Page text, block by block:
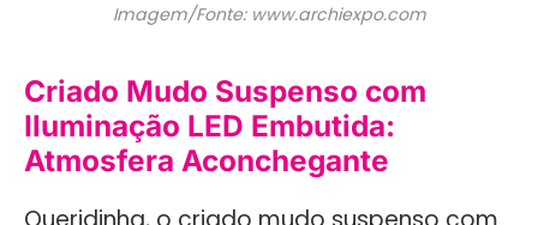
Imagem/Fonte: www.archiexpo.com
Criado Mudo Suspenso com
Iluminação LED Embutida:
Atmosfera Aconchegante